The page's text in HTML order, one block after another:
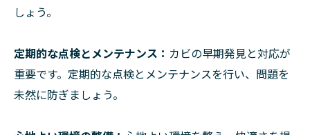
しょう。
定期的な点検とメンテナンス： カビの早期発見と対応が
重要です。定期的な点検とメンテナンスを行い、問題を
未然に防ぎましょう。